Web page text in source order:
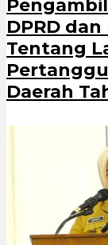
DPRD
Tentang
Daerah